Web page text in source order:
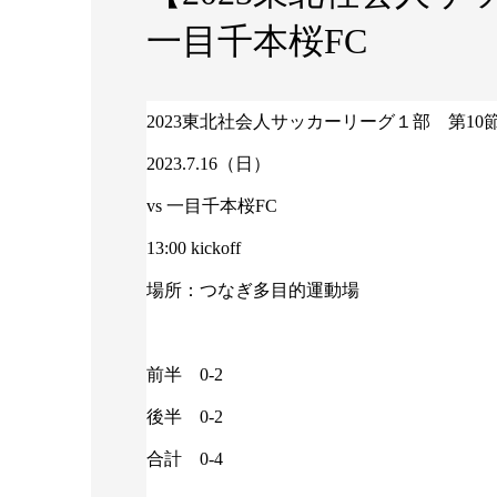
一目千本桜FC
2023東北社会人サッカーリーグ１部 第10
2023.7.16（日）
vs 一目千本桜FC
13:00 kickoff
場所：つなぎ多目的運動場
前半 0-2
後半 0-2
合計 0-4